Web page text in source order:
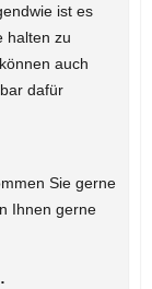
ist es
halten zu
auch
dafür
Sie gerne
Ihnen gerne